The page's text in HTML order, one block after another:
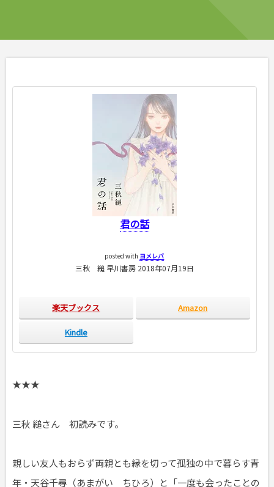
君の話
posted with ヨメレバ
三秋 縋 早川書房 2018年07月19日
楽天ブックス Amazon
Kindle
★★★
三秋 縋さん 初読みです。
親しい友人もおらず両親とも縁を切って孤独の中で暮らす青
年・天谷千尋（あまがい ちひろ）と「一度も会ったことの